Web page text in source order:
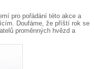
pro pořádání této akce a
Doufáme, že příští rok se
proměnných hvězd a